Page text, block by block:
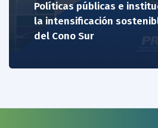
Políticas públicas e
la intensificación
del Cono Sur